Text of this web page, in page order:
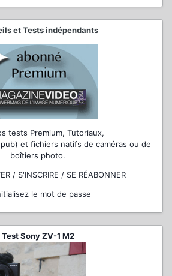
et Tests indépendants
tests Premium, Tutoriaux,
et fichiers natifs de caméras ou de
boîtiers photo.
/ S'INSCRIRE / SE RÉABONNER
le mot de passe
Test Sony ZV-1 M2